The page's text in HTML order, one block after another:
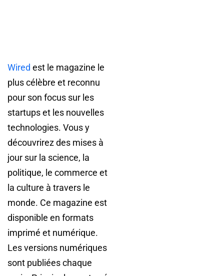
Wired est le magazine le
plus célèbre et reconnu
pour son focus sur les
startups et les nouvelles
technologies. Vous y
découvrirez des mises à
jour sur la science, la
politique, le commerce et
la culture à travers le
monde. Ce magazine est
disponible en formats
imprimé et numérique.
Les versions numériques
sont publiées chaque